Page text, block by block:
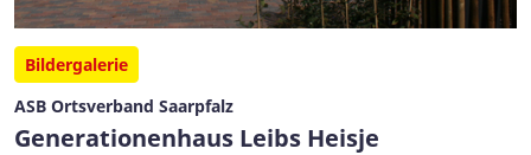
Bildergalerie
ASB Ortsverband Saarpfalz
Generationenhaus Leibs Heisje